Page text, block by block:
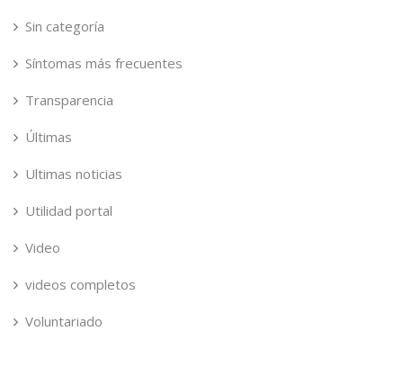
Sin categoría
Síntomas más frecuentes
Transparencia
Últimas
Ultimas noticias
Utilidad portal
Video
videos completos
Voluntariado